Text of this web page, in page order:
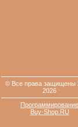
© Все права защищены
2026
Программирование
Buy-Shop.RU